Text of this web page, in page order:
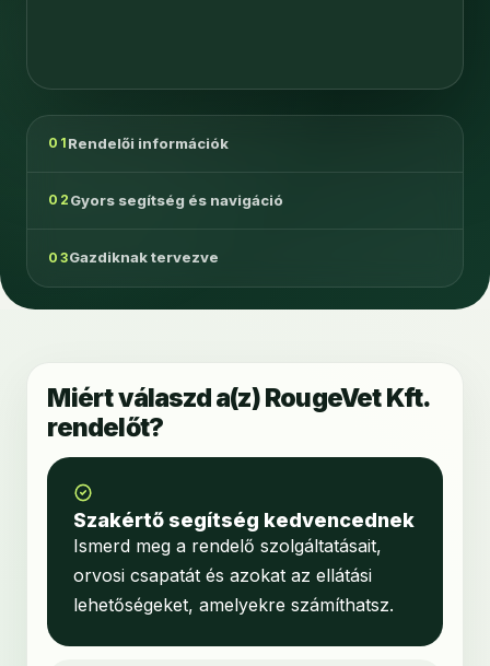
01 Rendelői információk
02 Gyors segítség és navigáció
03Gazdiknak tervezve
Miért válaszd a(z) RougeVet Kft.
rendelőt?
Szakértő segítség kedvencednek
Ismerd meg a rendelő szolgáltatásait,
orvosi csapatát és azokat az ellátási
lehetőségeket, amelyekre számíthatsz.